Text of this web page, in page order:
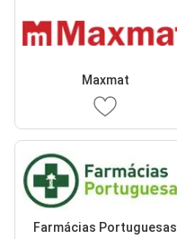
Maxmat
Farmácias Portuguesas